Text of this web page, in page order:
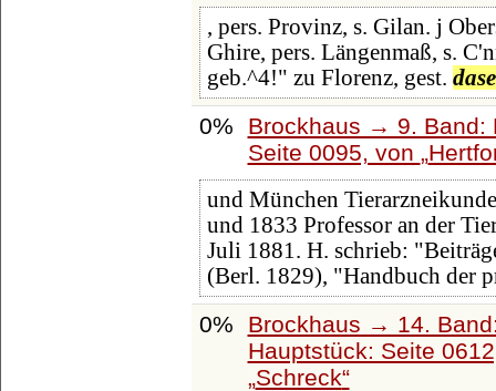
, pers. Provinz, s. Gilan. j
Ghire, pers. Längenmaß, s.
geb.^4!" zu Florenz, gest.
0%
Brockhaus → 9. Band:
Seite 0095, von
und München
und 1833 Professor an der
Juli 1881. H. schrieb:
(Berl. 1829), "Handbuch der
0%
Brockhaus → 14.
Hauptstück: Seite
Schreck